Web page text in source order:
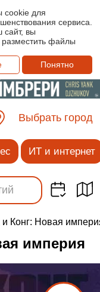
cookie для
сервиса.
сайт, вы
файлы
Понятно
Выбрать город
ИТ и интернет
и Конг: Новая
империя